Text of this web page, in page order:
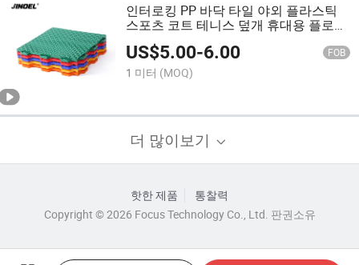
인터로킹 PP 바닥 타일 야외 플라스틱
스포츠 코트 테니스 덮개 휴대용 플로트
바닥 코트
US$5.00-6.00 FOB
1 미터 (MOQ)
더 많이보기
핫한 제품
통찰력
Copyright © 2026 Focus Technology Co., Ltd. 판권소유